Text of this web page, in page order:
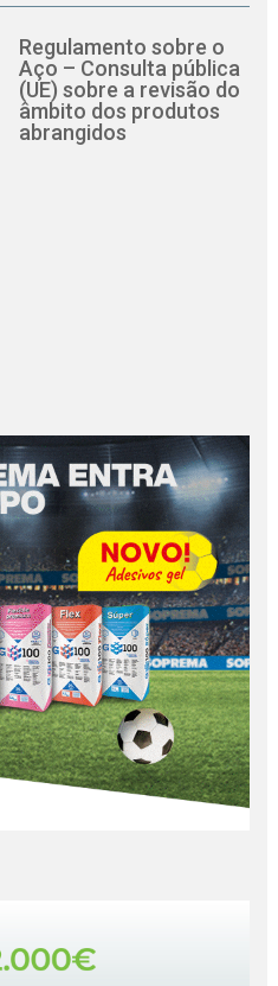
Regulamento sobre o
Aço – Consulta pública
(UE) sobre a revisão do
âmbito dos produtos
abrangidos